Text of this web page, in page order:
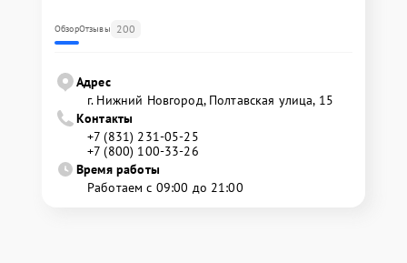
ОбзорОтзывы 200
Адрес
г. Нижний Новгород, Полтавская улица, 15
Контакты
+7 (831) 231-05-25
+7 (800) 100-33-26
Время работы
Работаем с 09:00 до 21:00